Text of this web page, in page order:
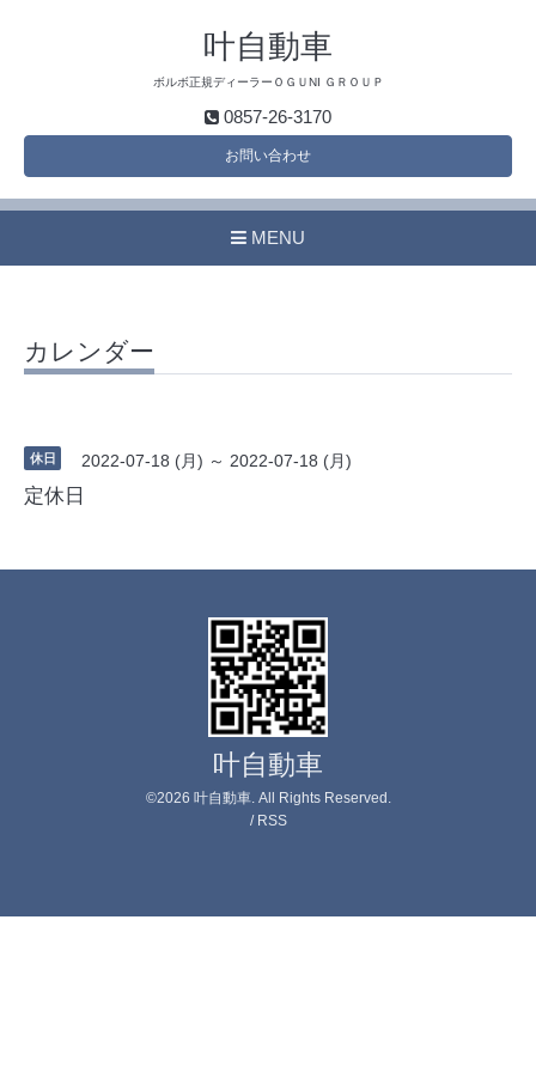
叶自動車
ボルボ正規ディーラーＯＧＵNI ＧＲＯＵＰ
0857-26-3170
お問い合わせ
MENU
カレンダー
休日 2022-07-18 (月) ～ 2022-07-18 (月)
定休日
叶自動車
©2026 叶自動車. All Rights Reserved.
/ RSS